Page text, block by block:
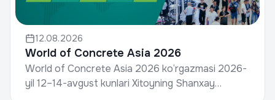
12.08.2026
World of Concrete Asia 2026
World of Concrete Asia 2026 ko‘rgazmasi 2026-
yil 12–14-avgust kunlari Xitoyning Shanxay